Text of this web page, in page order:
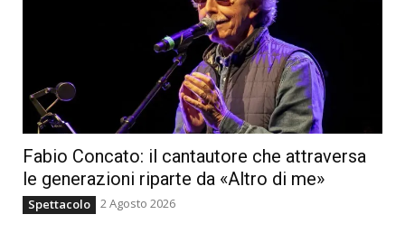
Fabio Concato: il cantautore che attraversa
le generazioni riparte da «Altro di me»
Spettacolo 2 Agosto 2026